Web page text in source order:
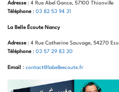
Adresse: 4 Rue Abel Gance, 57100 Thionville
Téléphone: 03 82 53 94 31
La Belle Écoute Nancy
Adresse: 4 Rue Catherine Sauvage, 54270
Téléphone: 03 57 29 83 30
Email : contact@labelleecoute.fr